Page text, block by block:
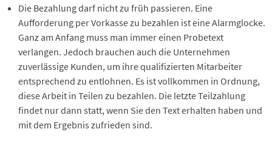
Die Bezahlung darf nicht zu früh passieren. Eine
Aufforderung per Vorkasse zu bezahlen ist eine Alarmglocke.
Ganz am Anfang muss man immer einen Probetext
verlangen. Jedoch brauchen auch die Unternehmen
zuverlässige Kunden, um ihre qualifizierten Mitarbeiter
entsprechend zu entlohnen. Es ist vollkommen in Ordnung,
diese Arbeit in Teilen zu bezahlen. Die letzte Teilzahlung
findet nur dann statt, wenn Sie den Text erhalten haben und
mit dem Ergebnis zufrieden sind.